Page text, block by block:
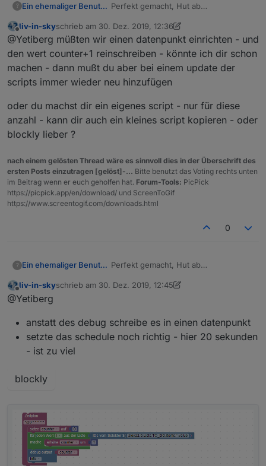
? Ein ehemaliger Benutzer Perfekt gemacht, Hut ab
in der Einkaufsliste im VIS
seperat anzeigen lassen kann?
Offline
liv-in-skyschrieb am 30. Dez. 2019, 12:36
zuletzt editiert von liv-in-sky
@Yetiberg müßten wir einen datenpunkt einrichten - und
den wert counter+1 reinschreiben - könnte ich dir schon
machen - dann mußt du aber bei einem update der
scripts immer wieder neu hinzufügen
oder du machst dir ein eigenes script - nur für diese
anzahl - kann dir auch ein kleines script kopieren - oder
blockly lieber ?
nach einem gelösten Thread wäre es sinnvoll dies in der Überschrift des
ersten Posts einzutragen [gelöst]-... Bitte benutzt das Voting rechts unten
im Beitrag wenn er euch geholfen hat. Forum-Tools: PicPick
https://picpick.app/en/download/ und ScreenToGif
https://www.screentogif.com/downloads.html
0
? Ein ehemaliger Benutzer Perfekt gemacht, Hut ab
in der Einkaufsliste im VIS
Offline
liv-in-skyschrieb am 30. Dez. 2019, 12:45
zuletzt editiert von liv-in-sky
@Yetiberg
anstatt des debug schreibe es in einen datenpunkt
setzte das schedule noch richtig - hier 20 sekunden
- ist zu viel
blockly